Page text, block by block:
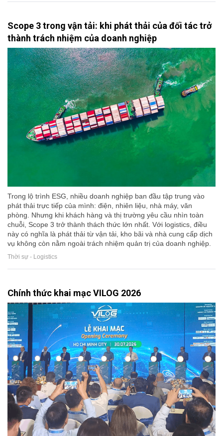
Scope 3 trong vận tải: khi phát thải của đối tác trở
thành trách nhiệm của doanh nghiệp
Trong lộ trình ESG, nhiều doanh nghiệp ban đầu tập trung vào
phát thải trực tiếp của mình: điện, nhiên liệu, nhà máy, văn
phòng. Nhưng khi khách hàng và thị trường yêu cầu nhìn toàn
chuỗi, Scope 3 trở thành thách thức lớn nhất. Với logistics, điều
này có nghĩa là phát thải từ vận tải, kho bãi và nhà cung cấp dịch
vụ không còn nằm ngoài trách nhiệm quản trị của doanh nghiệp.
Thời sự - Logistics
Chính thức khai mạc VILOG 2026